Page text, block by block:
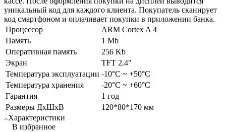
уникальный код для каждого клиента. Покупатель сканирует
код смартфоном и оплачивает покупки в приложении банка.
Процессор
ARM Cortex A 4
Память
1 Mb
Оперативная память
256 Kb
Экран
TFT 2.4"
Температура эксплуатации -10°C ~ +50°C
Температура хранения
-20°С ~ +60°С
Гарантия
1 год
Размеры ДхШхВ
120*80*170 мм
Характеристики
В избранное